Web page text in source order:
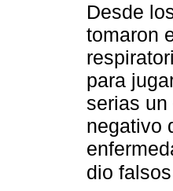
Desde
tomaron
para
serias
negativo
dio